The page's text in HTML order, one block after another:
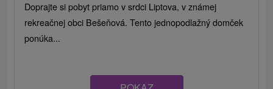
Doprajte si pobyt priamo v srdci Liptova, v známej
rekreačnej obci Bešeňová. Tento jednopodlažný domček
ponúka...